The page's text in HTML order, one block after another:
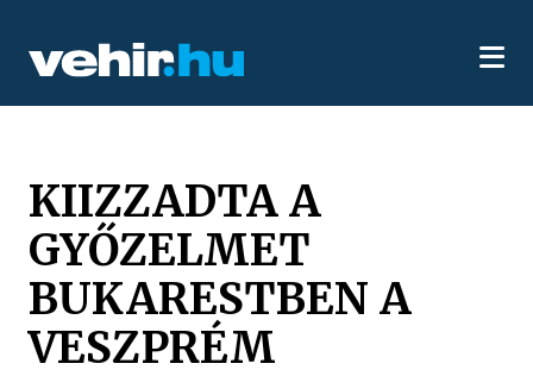
KIIZZADTA A
GYŐZELMET
BUKARESTBEN A
VESZPRÉM